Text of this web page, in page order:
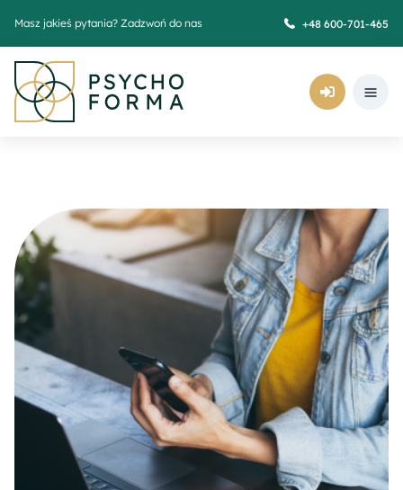
Masz jakieś pytania? Zadzwoń do nas +48 600-701-465